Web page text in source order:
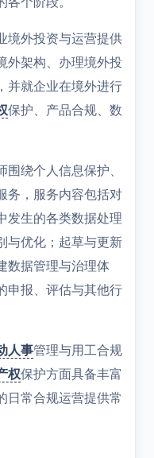
境外投资与运营提供
外架构、办理境外投
并就企业在境外进行
保护、产品合规、数
围绕个人信息保护、
务，服务内容包括对
发生的各类数据处理
与优化；起草与更新
数据管理与治理体
申报、评估与其他行
人事管理与用工合规
权保护方面具备丰富
日常合规运营提供常